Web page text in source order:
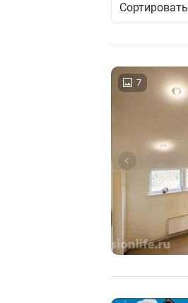
Сортировать
7